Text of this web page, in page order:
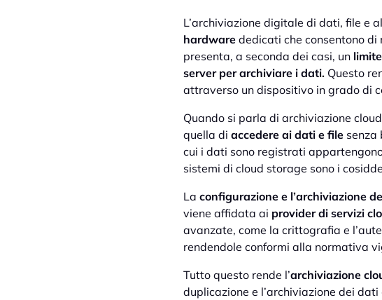
L’archiviazione digitale di dati, file e
hardware dedicati che consentono
presenta, a seconda dei casi, un limite
server per archiviare i dati. Questo
attraverso un dispositivo in grado di
Quando si parla di archiviazione
quella di accedere ai dati e file senza
cui i dati sono registrati
sistemi di cloud storage sono i
La configurazione e l’archiviazione
viene affidata ai provider di servizi
avanzate, come la crittografia e
rendendole conformi alla normativa
Tutto questo rende l’archiviazione
duplicazione e l’archiviazione dei